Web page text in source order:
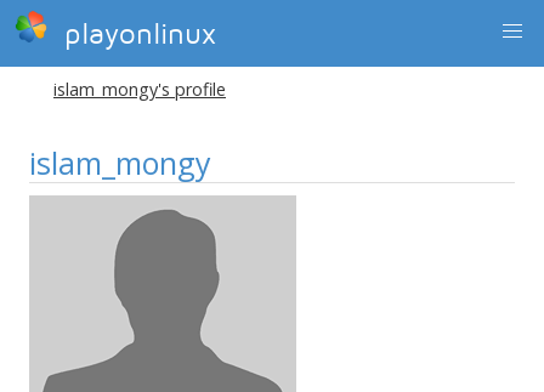
playonlinux
islam_mongy's profile
islam_mongy